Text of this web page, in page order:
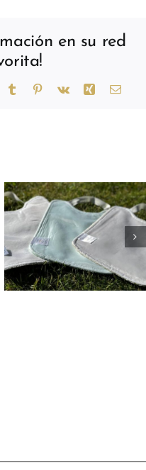
en su red
Tumblr Pinterest
Vk Xing
¿Qué
mi hijo no
quiere
¡No le